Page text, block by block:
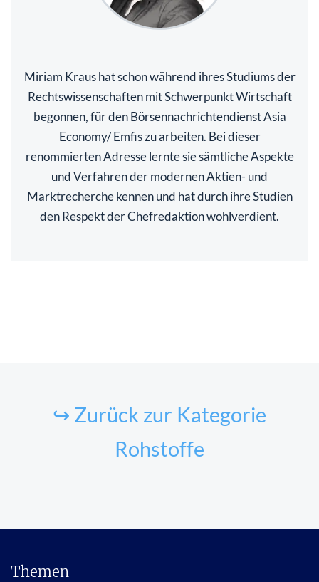
Miriam Kraus hat schon während ihres Studiums der
Rechtswissenschaften mit Schwerpunkt Wirtschaft
begonnen, für den Börsennachrichtendienst Asia
Economy/ Emfis zu arbeiten. Bei dieser
renommierten Adresse lernte sie sämtliche Aspekte
und Verfahren der modernen Aktien- und
Marktrecherche kennen und hat durch ihre Studien
den Respekt der Chefredaktion wohlverdient.
↪ Zurück zur Kategorie
Rohstoffe
Themen